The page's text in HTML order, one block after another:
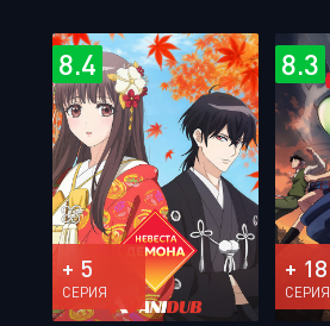
8.4
+ 5
СЕРИЯ
8.3
+ 18
СЕРИЯ